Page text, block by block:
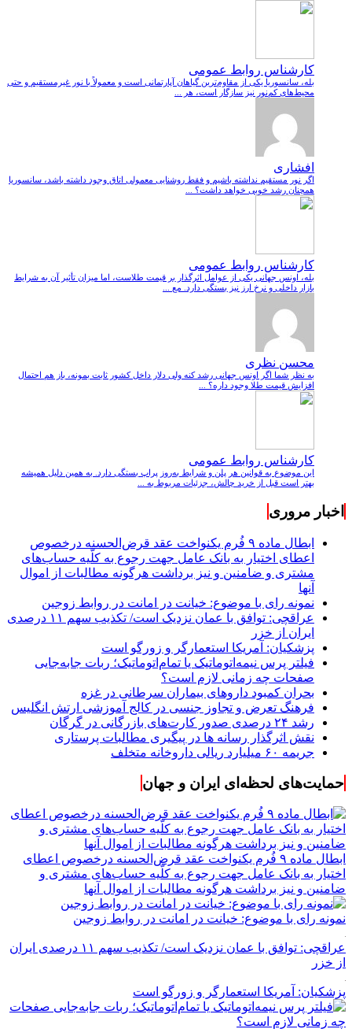
کارشناس روابط عمومی
بله، سانسوریا یکی از مقاوم‌ترین گیاهان آپارتمانی است و معمولاً با نور غیرمستقیم و حتی
محیط‌های کم‌نور نیز سازگار است، هر ...
افشاری
اگر نور مستقیم نداشته باشیم و فقط روشنایی معمولی اتاق وجود داشته باشد، سانسوریا
همچنان رشد خوبی خواهد داشت؟ ...
کارشناس روابط عمومی
بله، اونس جهانی یکی از عوامل اثرگذار بر قیمت طلاست، اما میزان تأثیر آن به شرایط
بازار داخلی و نرخ ارز نیز بستگی دارد. مع ...
محسن نظری
به نظر شما اگر اونس جهانی رشد کنه ولی دلار داخل کشور ثابت بمونه، باز هم احتمال
افزایش قیمت طلا وجود داره؟ ...
کارشناس روابط عمومی
این موضوع به قوانین هر پلن و شرایط به‌روز پراپ بستگی دارد. به همین دلیل همیشه
بهتر است قبل از خرید چالش، جزئیات مربوط به ...
اخبار مروری
ابطال ماده ۹ فُرم یکنواخت عقد قرض‌الحسنه درخصوص
اعطای اختیار به بانک عامل جهت رجوع به کلّیه حساب‌های
مشتری و ضامنین و نیز برداشت هرگونه مطالبات از اموال
آنها
نمونه رای با موضوع: خیانت در امانت در روابط زوجین
عراقچی: توافق با عمان نزدیک است/ تکذیب سهم ۱۱ درصدی
ایران از خزر
پزشکیان: آمریکا استعمارگر و زورگو است
فیلتر پرس نیمه‌اتوماتیک یا تمام‌اتوماتیک؛ ربات جابه‌جایی
صفحات چه زمانی لازم است؟
بحران کمبود دارو‌های بیماران سرطانی در غزه
فرهنگ تعرض و تجاوز جنسی در کالج آموزشی ارتش انگلیس
رشد ۲۴ درصدی صدور کارت‌های بازرگانی در گرگان
نقش اثرگذار رسانه ها در پیگیری مطالبات پرستاری
جریمه ۶۰ میلیارد ریالی داروخانه متخلف
حمایت‌های لحظه‌ای ایران و جهان
ابطال ماده ۹ فُرم یکنواخت عقد قرض‌الحسنه درخصوص اعطای
اختیار به بانک عامل جهت رجوع به کلّیه حساب‌های مشتری و
ضامنین و نیز برداشت هرگونه مطالبات از اموال آنها
نمونه رای با موضوع: خیانت در امانت در روابط زوجین
عراقچی: توافق با عمان نزدیک است/ تکذیب سهم ۱۱ درصدی ایران
از خزر
پزشکیان: آمریکا استعمارگر و زورگو است